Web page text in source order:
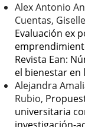
Alex Antonio
Cuentas,
Evaluación ex
Revista Ean:
el bienestar en
Alejandra
Rubio,
universitaria